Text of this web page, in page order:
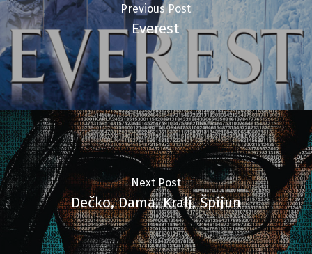
Previous Post
Everest
Next Post
Dečko, Dama, Kralj, Špijun